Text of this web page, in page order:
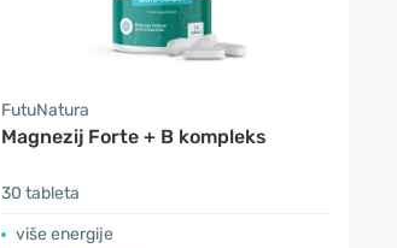
FutuNatura
Magnezij Forte + B kompleks
30 tableta
više energije